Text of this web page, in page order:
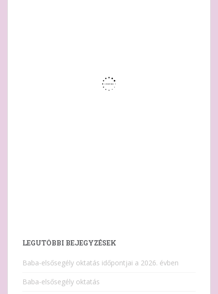
LEGUTÓBBI BEJEGYZÉSEK
Baba-elsősegély oktatás időpontjai a 2026. évben
Baba-elsősegély oktatás